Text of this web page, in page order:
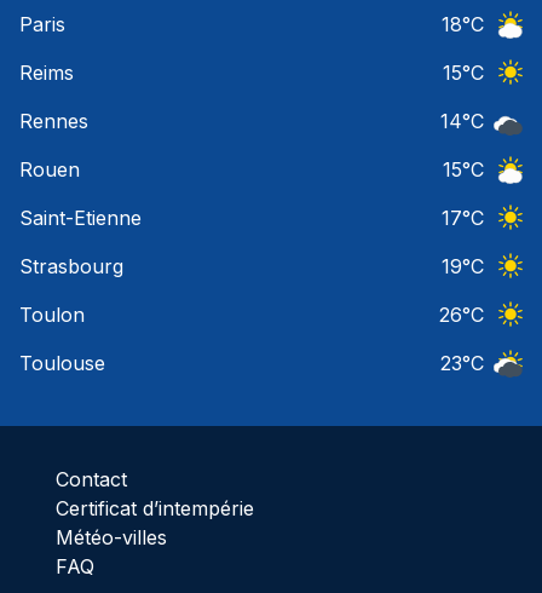
Paris
18°C
Reims
15°C
Rennes
14°C
Rouen
15°C
Saint-Etienne
17°C
Strasbourg
19°C
Toulon
26°C
Toulouse
23°C
Contact
Certificat d’intempérie
Météo-villes
FAQ